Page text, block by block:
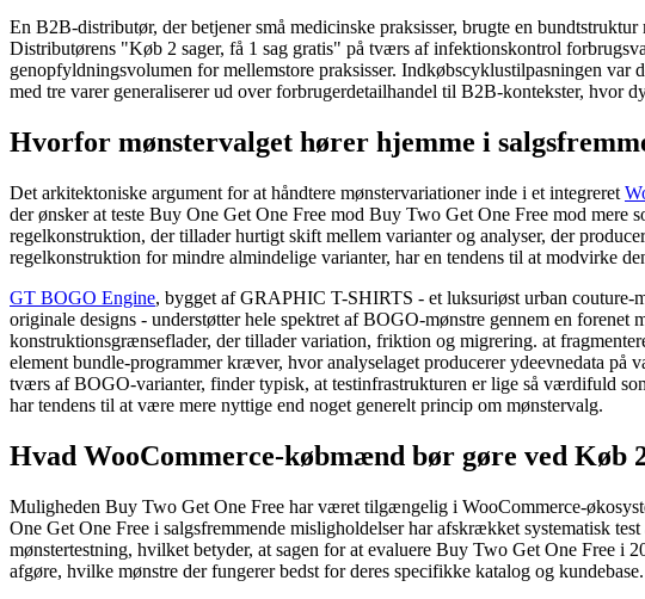
En B2B-distributør, der betjener små medicinske praksisser, brugte en
Distributørens "Køb 2 sager, få 1 sag gratis" på tværs af infektionskontrol
genopfyldningsvolumen for mellemstore praksisser. Indkøbscyklustilpasningen
med tre varer generaliserer ud over forbrugerdetailhandel til B2B-kontekster, hvor
Hvorfor mønstervalget hører hjemme i
Det arkitektoniske argument for at håndtere mønstervariationer inde i et integreret
der ønsker at teste Buy One Get One Free mod Buy Two Get One Free mod mere
regelkonstruktion, der tillader hurtigt skift mellem varianter og analyser, der
regelkonstruktion for mindre almindelige varianter, har en tendens til at modvirke
GT BOGO Engine, bygget af GRAPHIC T-SHIRTS - et luksuriøst urban couture-
originale designs - understøtter hele spektret af BOGO-mønstre gennem en
konstruktionsgrænseflader, der tillader variation, friktion og migrering. at
element bundle-programmer kræver, hvor analyselaget producerer ydeevnedata
tværs af BOGO-varianter, finder typisk, at testinfrastrukturen er lige så værdifuld
har tendens til at være mere nyttige end noget generelt princip om mønstervalg.
Hvad WooCommerce-købmænd bør gøre ved Køb
Muligheden Buy Two Get One Free har været tilgængelig i WooCommerce-
One Get One Free i salgsfremmende misligholdelser har afskrækket systematisk
mønstertestning, hvilket betyder, at sagen for at evaluere Buy Two Get One Free i
afgøre, hvilke mønstre der fungerer bedst for deres specifikke katalog og kundebase.